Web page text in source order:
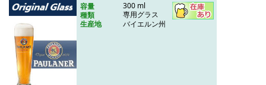
容量
300 ml
種類
専用グラス
生産地
バイエルン州